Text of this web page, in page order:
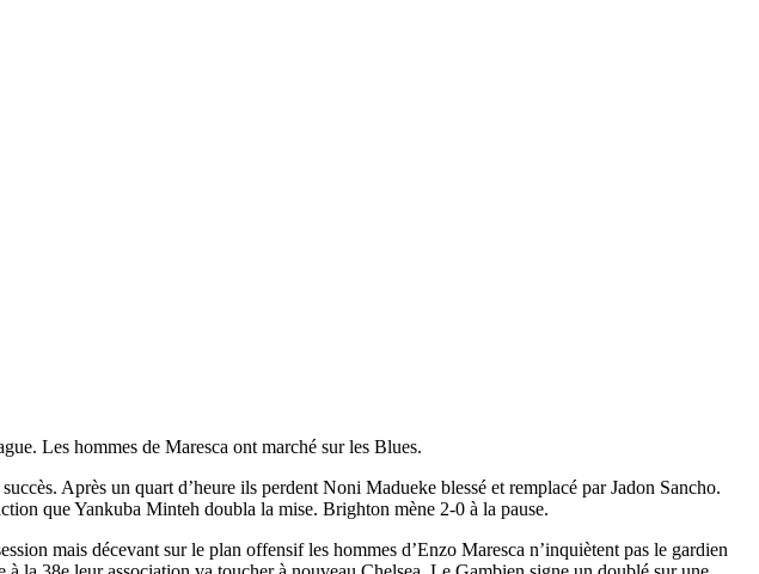
Les hommes de Maresca ont marché sur les Blues.
Après un quart d’heure ils perdent Noni Madueke blessé et remplacé par Jadon Sancho.
que Yankuba Minteh doubla la mise. Brighton mène 2-0 à la pause.
mais décevant sur le plan offensif les hommes d’Enzo Maresca n’inquiètent pas le gardien